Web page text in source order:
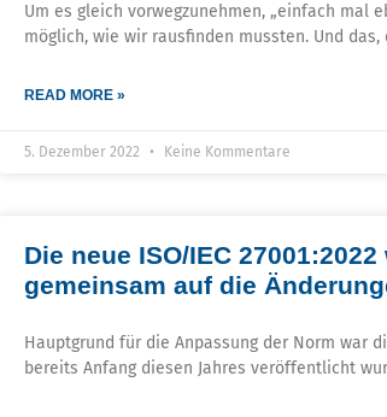
Um es gleich vorwegzunehmen, „einfach mal
möglich, wie wir rausfinden mussten. Und das,
READ MORE »
5. Dezember 2022 Keine Kommentare
Die neue ISO/IEC
gemeinsam auf die
Hauptgrund für die Anpassung der Norm war
bereits Anfang diesen Jahres veröffentlicht